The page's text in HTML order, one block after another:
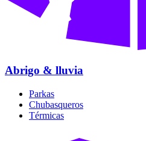
Abrigo & lluvia
Parkas
Chubasqueros
Térmicas